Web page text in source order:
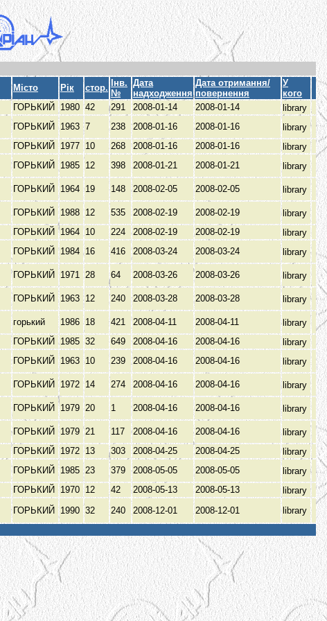
Місто Рік стор.
Інв.
№
Дата
надходження
Дата отримання/
повернення
У
кого
ГОРЬКИЙ 1980 42 291 2008-01-14 2008-01-14
library
ГОРЬКИЙ 1963 7 238 2008-01-16 2008-01-16
library
ГОРЬКИЙ 1977 10 268 2008-01-16 2008-01-16
library
ГОРЬКИЙ 1985 12 398 2008-01-21 2008-01-21 library
ГОРЬКИЙ 1964 19 148 2008-02-05 2008-02-05 library
ГОРЬКИЙ 1988 12 535 2008-02-19 2008-02-19
library
ГОРЬКИЙ 1964 10 224 2008-02-19 2008-02-19
library
ГОРЬКИЙ 1984 16 416 2008-03-24 2008-03-24 library
ГОРЬКИЙ 1971 28 64 2008-03-26 2008-03-26 library
ГОРЬКИЙ 1963 12 240 2008-03-28 2008-03-28 library
горький 1986 18 421 2008-04-11 2008-04-11
library
ГОРЬКИЙ 1985 32 649 2008-04-16 2008-04-16
library
ГОРЬКИЙ 1963 10 239 2008-04-16 2008-04-16 library
ГОРЬКИЙ 1972 14 274 2008-04-16 2008-04-16 library
ГОРЬКИЙ 1979 20 1 2008-04-16 2008-04-16 library
ГОРЬКИЙ 1979 21 117 2008-04-16 2008-04-16
library
ГОРЬКИЙ 1972 13 303 2008-04-25 2008-04-25
library
ГОРЬКИЙ 1985 23 379 2008-05-05 2008-05-05
library
ГОРЬКИЙ 1970 12 42 2008-05-13 2008-05-13
library
ГОРЬКИЙ 1990 32 240 2008-12-01 2008-12-01
library